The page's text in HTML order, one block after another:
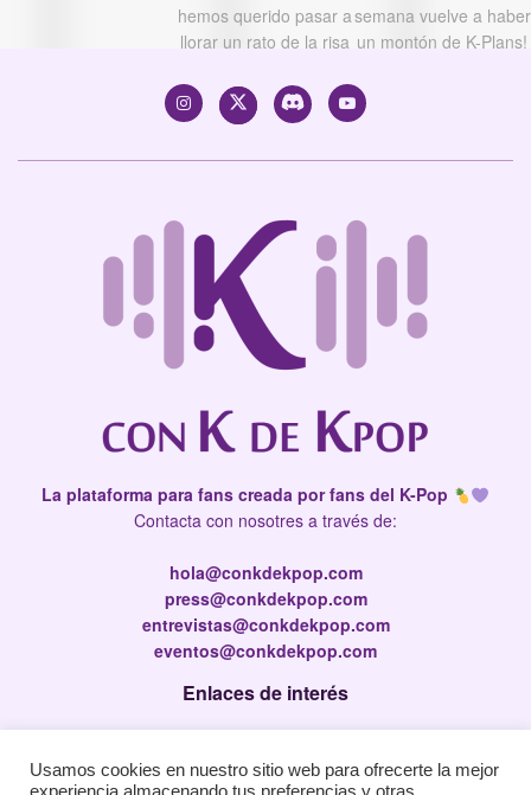
La plataforma para fans creada por fans del K-Pop
Contacta con nosotres a través de:
hola@conkdekpop.com
press@conkdekpop.com
entrevistas@conkdekpop.com
eventos@conkdekpop.com
Enlaces de interés
Política de privacidad
Usamos cookies en nuestro sitio web para ofrecerte la mejor